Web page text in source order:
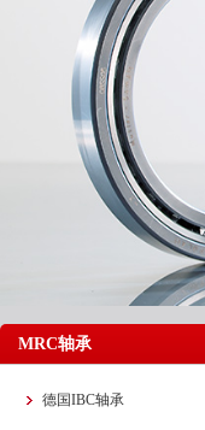
MRC轴承
德国IBC轴承